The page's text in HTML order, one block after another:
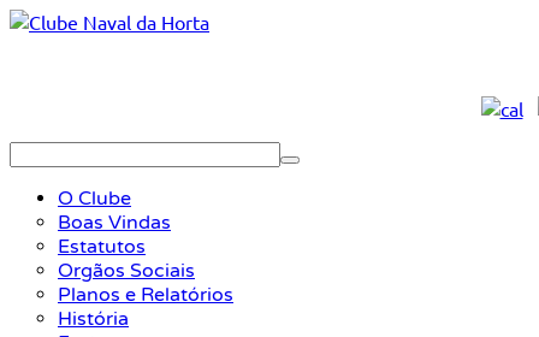
O Clube
Boas Vindas
Estatutos
Orgãos Sociais
Planos e Relatórios
História